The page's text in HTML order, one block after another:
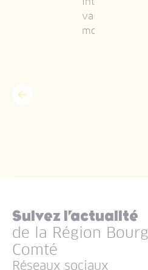
Précédent
valeurs dans le
monde.
Suivez l’actualité
de la Région
Comté
Réseaux sociaux